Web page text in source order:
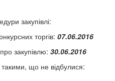
закупівлі:
торгів: 07.06.2016
закупівлю: 30.06.2016
такими, що не відбулися: